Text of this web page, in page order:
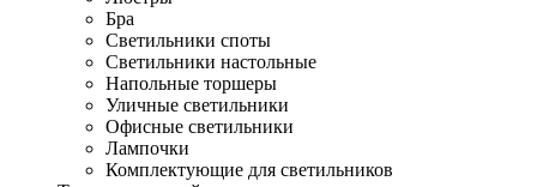
Бра
Светильники споты
Светильники настольные
Напольные торшеры
Уличные светильники
Офисные светильники
Лампочки
Комплектующие для светильников